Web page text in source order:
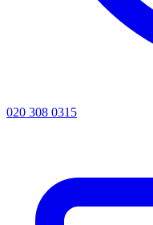
020 308 0315